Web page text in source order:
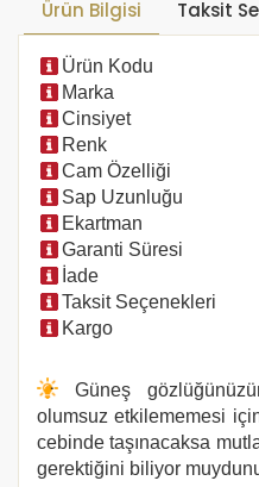
Ürün Bilgisi Taksit
Ürün Kodu
Marka
Cinsiyet
Renk
Cam Özelliği
Sap Uzunluğu
Ekartman
Garanti Süresi
İade
Taksit Seçenekleri
Kargo
Güneş
olumsuz etkilememesi
cebinde taşınacaksa
gerektiğini biliyor